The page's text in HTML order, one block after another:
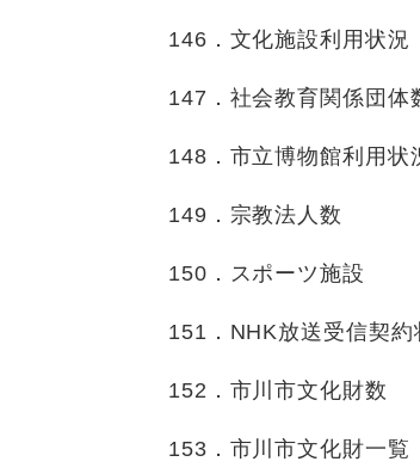
146．文化施設利用状況
147．社会教育関係団体
148．市立博物館利用状
149．宗教法人数
150．スポーツ施設
151．NHK放送受信契約
152．市川市文化財数
153．市川市文化財一覧